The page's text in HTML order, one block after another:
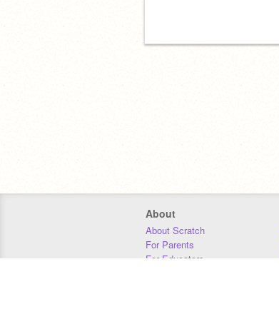
About
About Scratch
For Parents
For Educators